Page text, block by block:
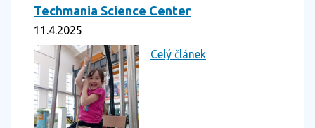
Techmania Science Center
11.4.2025
Celý článek